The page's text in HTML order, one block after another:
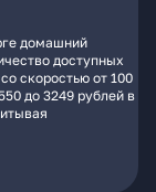
домашний
доступных
скоростью от 100
до 3249 рублей в